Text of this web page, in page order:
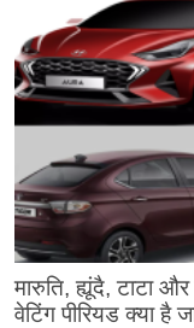
मारुति, ह्यूंदै, टाटा
वेटिंग पीरियड क्या है